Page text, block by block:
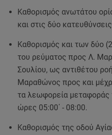
Καθορισμός ανωτάτου
και στις δύο
Καθορισμός και των δύο
του ρεύματος προς Λ.
Σουλίου, ως αντιθέτου
Μαραθώνος προς και
τα λεωφορεία μεταφοράς
ώρες 05:00΄ - 08:00.
Καθορισμός της οδού